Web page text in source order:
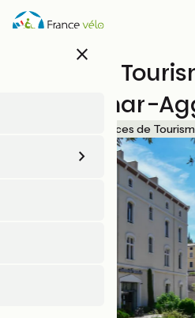
Aller
au
close
Office de
Montélimar-
Offices de